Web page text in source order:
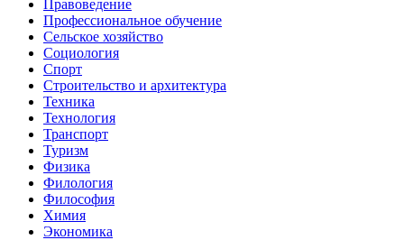
Правоведение
Профессиональное обучение
Сельское хозяйство
Социология
Спорт
Строительство и архитектура
Техника
Технология
Транспорт
Туризм
Физика
Филология
Философия
Химия
Экономика